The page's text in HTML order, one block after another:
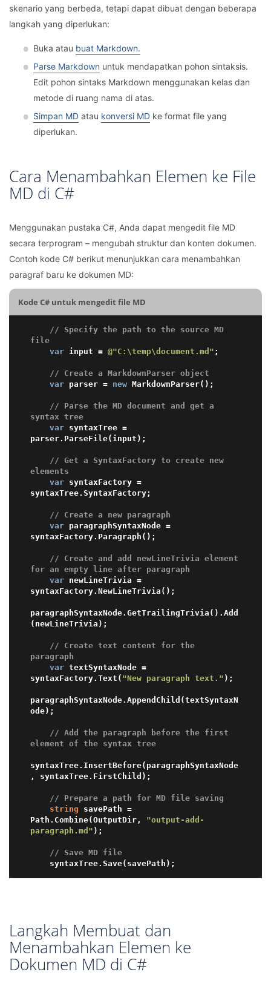
skenario yang berbeda, tetapi dapat dibuat dengan beberapa
langkah yang diperlukan:
Buka atau buat Markdown.
Parse Markdown untuk mendapatkan pohon sintaksis.
Edit pohon sintaks Markdown menggunakan kelas dan
metode di ruang nama di atas.
Simpan MD atau konversi MD ke format file yang
diperlukan.
Cara Menambahkan Elemen ke File
MD di C#
Menggunakan pustaka C#, Anda dapat mengedit file MD
secara terprogram – mengubah struktur dan konten dokumen.
Contoh kode C# berikut menunjukkan cara menambahkan
paragraf baru ke dokumen MD:
Kode C# untuk mengedit file MD
// Specify the path to the source MD
file
var input = @"C:\temp\document.md" ;
// Create a MarkdownParser object
var parser = new MarkdownParser();
// Parse the MD document and get a
syntax tree
var syntaxTree =
parser.ParseFile(input);
// Get a SyntaxFactory to create new
elements
var syntaxFactory =
syntaxTree.SyntaxFactory;
// Create a new paragraph
var paragraphSyntaxNode =
syntaxFactory.Paragraph();
// Create and add newLineTrivia element
for an empty line after paragraph
var newLineTrivia =
syntaxFactory.NewLineTrivia();
paragraphSyntaxNode.GetTrailingTrivia().Add
(newLineTrivia);
// Create text content for the
paragraph
var textSyntaxNode =
syntaxFactory.Text( "New paragraph text." );
paragraphSyntaxNode.AppendChild(textSyntaxN
ode);
// Add the paragraph before the first
element of the syntax tree
syntaxTree.InsertBefore(paragraphSyntaxNode
, syntaxTree.FirstChild);
// Prepare a path for MD file saving
string savePath =
Path.Combine(OutputDir, "output-add-
paragraph.md" );
// Save MD file
Langkah Membuat dan
Menambahkan Elemen ke
Dokumen MD di C#